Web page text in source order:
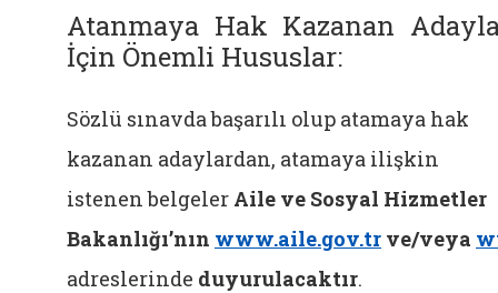
Atanmaya Hak Kazanan
İçin Önemli Hususlar:
Sözlü sınavda başarılı olup atamaya hak
kazanan adaylardan, atamaya ilişkin
istenen belgeler Aile ve Sosyal Hizmetler
Bakanlığı’nın www.aile.gov.tr ve/veya
adreslerinde duyurulacaktır.